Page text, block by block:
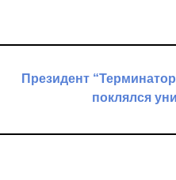
Президент
поклялся